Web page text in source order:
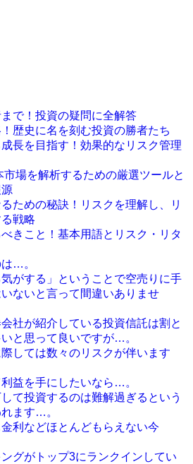
で！投資の疑問に全解答
歴史に名を刻む投資の勝者たち
長を目指す！効果的なリスク管理
場を解析するための厳選ツールと
ための秘訣！リスクを理解し、リ
戦略
きこと！基本用語とリスク・リタ
…。
気がする」ということで空売りに手
ないと言って間違いありませ
社が紹介している投資信託は割と
と思って良いですが…。
しては数々のリスクが伴います
益を手にしたいなら…。
て投資するのは難解過ぎるという
ます…。
利などほとんどもらえない今
ングがトップ3にランクインしてい